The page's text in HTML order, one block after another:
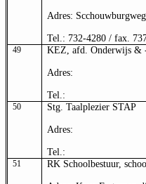
Adres:
Tel.: 732-4280 / fax.
49 KEZ, afd. Onderwijs &
Adres:
Tel.:
50 Stg. Taalplezier STAP
Adres:
Tel.:
51 RK Schoolbestuur,